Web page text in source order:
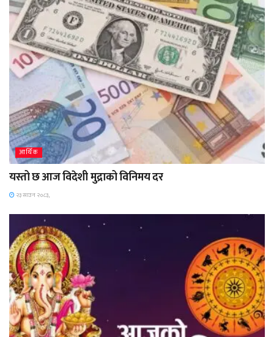
आर्थिक
यस्तो छ आज विदेशी मुद्राको विनिमय दर
२३ साउन २०८३,